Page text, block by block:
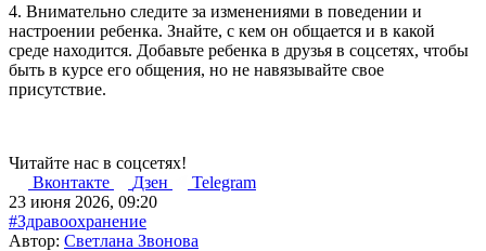
4. Внимательно следите за изменениями в поведении и
настроении ребенка. Знайте, с кем он общается и в какой
среде находится. Добавьте ребенка в друзья в соцсетях, чтобы
быть в курсе его общения, но не навязывайте свое
присутствие.
Читайте нас в соцсетях!
Вконтакте
Дзен
Telegram
23 июня 2026, 09:20
#Здравоохранение
Автор: Светлана Звонова